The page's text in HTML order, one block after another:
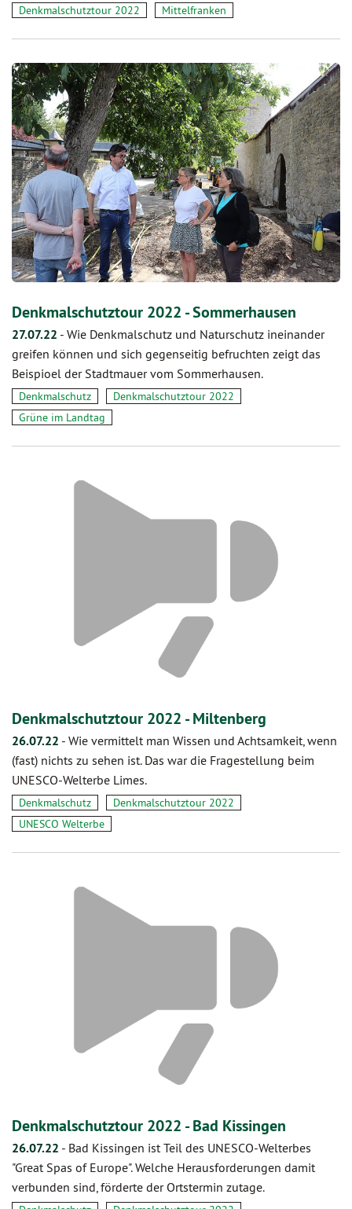
Denkmalschutztour 2022
Mittelfranken
Denkmalschutztour 2022 - Sommerhausen
27.07.22 - Wie Denkmalschutz und Naturschutz ineinander
greifen können und sich gegenseitig befruchten zeigt das
Beispioel der Stadtmauer vom Sommerhausen.
Denkmalschutz
Denkmalschutztour 2022
Grüne im Landtag
Denkmalschutztour 2022 - Miltenberg
26.07.22 - Wie vermittelt man Wissen und Achtsamkeit, wenn
(fast) nichts zu sehen ist. Das war die Fragestellung beim
UNESCO-Welterbe Limes.
Denkmalschutz
Denkmalschutztour 2022
UNESCO Welterbe
Denkmalschutztour 2022 - Bad Kissingen
26.07.22 - Bad Kissingen ist Teil des UNESCO-Welterbes
"Great Spas of Europe". Welche Herausforderungen damit
verbunden sind, förderte der Ortstermin zutage.